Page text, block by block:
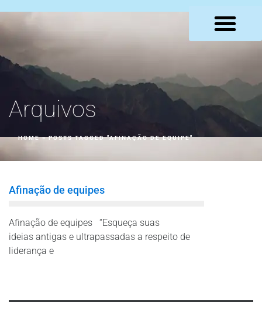
Arquivos
HOME»POSTS TAGGED "AFINAÇÃO DE EQUIPE"
Afinação de equipes
Afinação de equipes “Esqueça suas
ideias antigas e ultrapassadas a respeito de
liderança e